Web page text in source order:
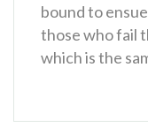
bound to
those who fail
which is the